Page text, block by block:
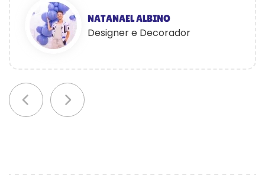
NATANAEL ALBINO
Designer e Decorador